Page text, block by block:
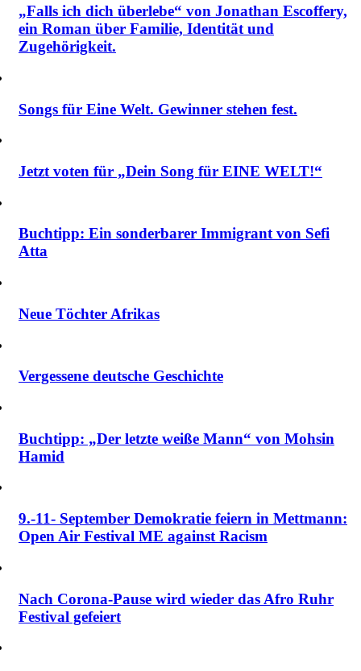
„Falls ich dich überlebe“ von Jonathan Escoffery,
ein Roman über Familie, Identität und
Zugehörigkeit.
Songs für Eine Welt. Gewinner stehen fest.
Jetzt voten für „Dein Song für EINE WELT!“
Buchtipp: Ein sonderbarer Immigrant von Sefi
Atta
Neue Töchter Afrikas
Vergessene deutsche Geschichte
Buchtipp: „Der letzte weiße Mann“ von Mohsin
Hamid
9.-11- September Demokratie feiern in Mettmann:
Open Air Festival ME against Racism
Nach Corona-Pause wird wieder das Afro Ruhr
Festival gefeiert